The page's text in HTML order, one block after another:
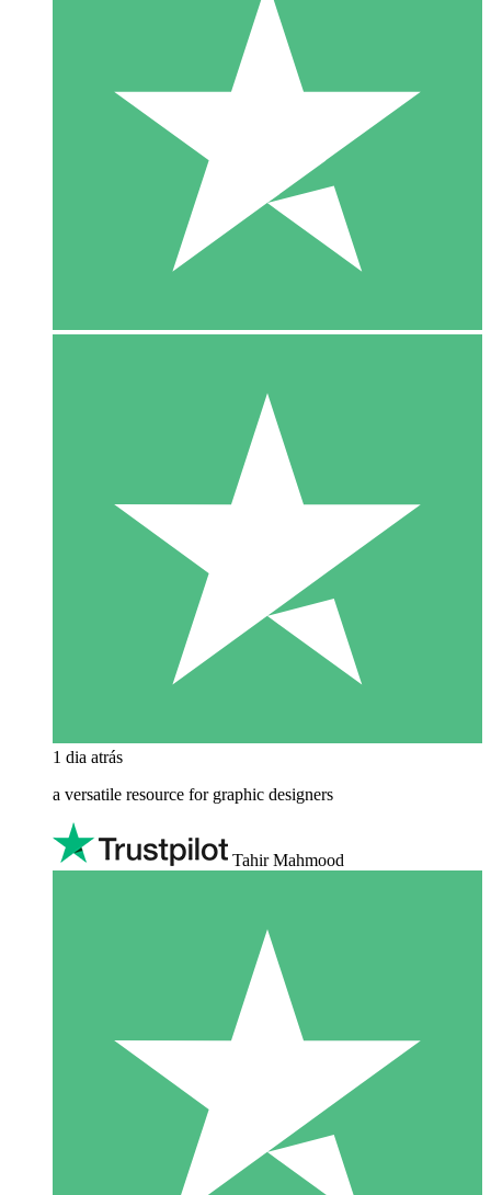
1 dia atrás
a versatile resource for graphic designers
Tahir Mahmood